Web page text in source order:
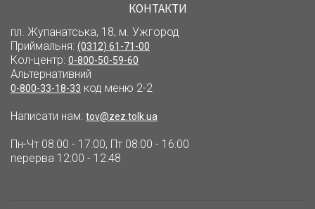
КОНТАКТИ
пл. Жупанатська, 18, м. Ужгород
Приймальня: (0312) 61-71-00
Кол-центр: 0-800-50-59-60
Альтернативний
0-800-33-18-33 код меню 2-2
Написати нам: tov@zez.tolk.ua
Пн-Чт 08:00 - 17:00, Пт 08:00 - 16:00
перерва 12:00 - 12:48